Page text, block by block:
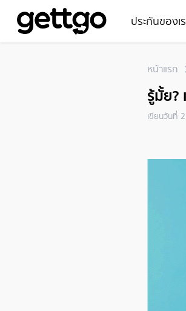
ประกันของเ
หน้าแรก
รู้มั้ย?
เขียนวันที่